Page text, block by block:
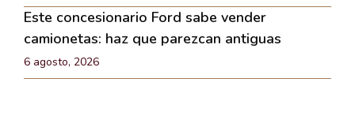
Este concesionario Ford sabe vender
camionetas: haz que parezcan antiguas
6 agosto, 2026